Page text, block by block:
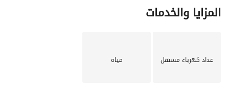
المزايا والخدمات
عداد كهرباء مستقل مياه